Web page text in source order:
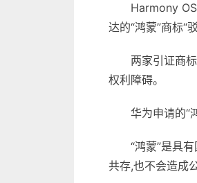
Harmony
达的“鸿蒙”商标“
两家引证商
权利障碍。
华为申请的“
“鸿蒙”是具
共存,也不会造成